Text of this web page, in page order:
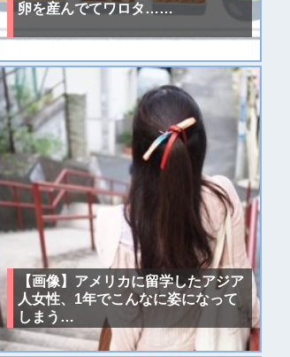
卵を産んでてワロタ……
【画像】アメリカに留学したアジア
人女性、1年でこんなに姿になって
しまう…